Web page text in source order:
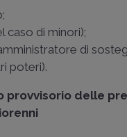
caso di minori);
di
poteri).
provvisorio delle